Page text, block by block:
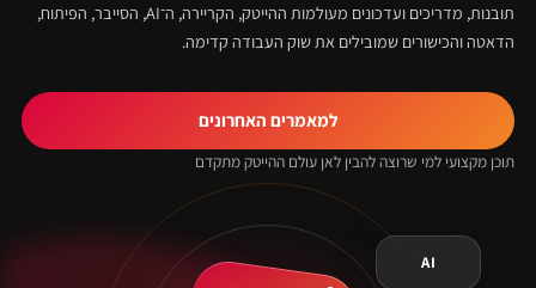
תובנות, מדריכים ועדכונים מעולמות ההייטק, הקריירה, ה־AI, הסייבר, הפיתוח,
הדאטה והכישורים שמובילים את שוק העבודה קדימה.
למאמרים האחרונים
תוכן מקצועי למי שרוצה להבין לאן עולם ההייטק מתקדם
AI